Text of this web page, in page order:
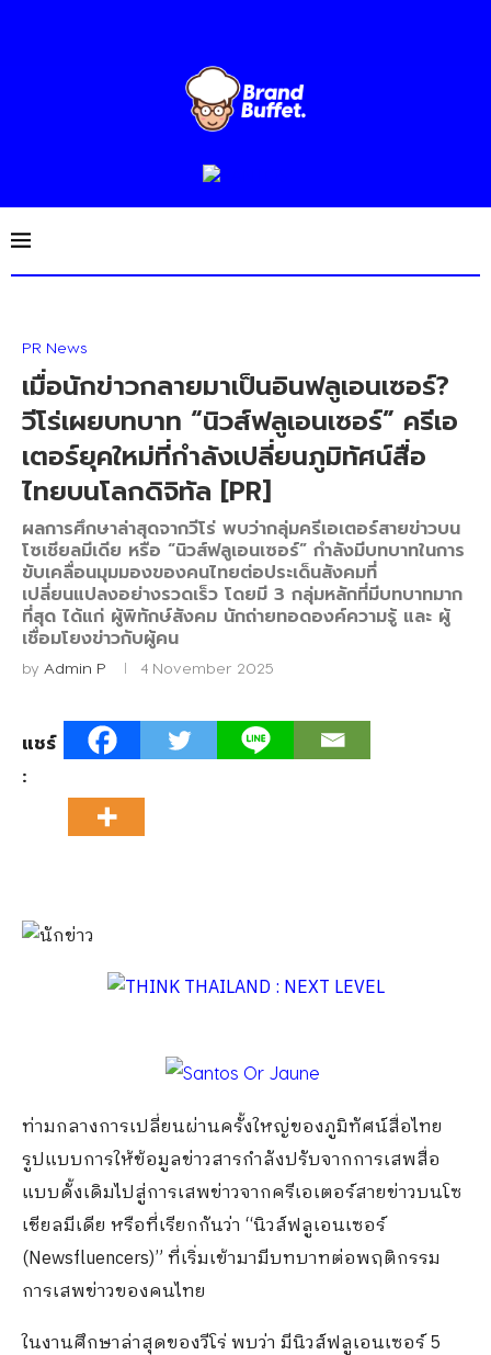
PR News
เมื่อนักข่าวกลายมาเป็นอินฟลูเอนเซอร์?
วีโร่เผยบทบาท “นิวส์ฟลูเอนเซอร์” ครีเอ
เตอร์ยุคใหม่ที่กำลังเปลี่ยนภูมิทัศน์สื่อ
ไทยบนโลกดิจิทัล [PR]
ผลการศึกษาล่าสุดจากวีโร่ พบว่ากลุ่มครีเอเตอร์สายข่าวบน
โซเชียลมีเดีย หรือ “นิวส์ฟลูเอนเซอร์” กำลังมีบทบาทในการ
ขับเคลื่อนมุมมองของคนไทยต่อประเด็นสังคมที่
เปลี่ยนแปลงอย่างรวดเร็ว โดยมี 3 กลุ่มหลักที่มีบทบาทมาก
ที่สุด ได้แก่ ผู้พิทักษ์สังคม นักถ่ายทอดองค์ความรู้ และ ผู้
เชื่อมโยงข่าวกับผู้คน
by Admin P 4 November 2025
แชร์
:
ท่ามกลางการเปลี่ยนผ่านครั้งใหญ่ของภูมิทัศน์สื่อไทย
รูปแบบการให้ข้อมูลข่าวสารกำลังปรับจากการเสพสื่อ
แบบดั้งเดิมไปสู่การเสพข่าวจากครีเอเตอร์สายข่าวบนโซ
เชียลมีเดีย หรือที่เรียกกันว่า “นิวส์ฟลูเอนเซอร์
(Newsfluencers)”ที่เริ่มเข้ามามีบทบาทต่อพฤติกรรม
การเสพข่าวของคนไทย
ในงานศึกษาล่าสุดของวีโร่ พบว่า มีนิวส์ฟลูเอนเซอร์5